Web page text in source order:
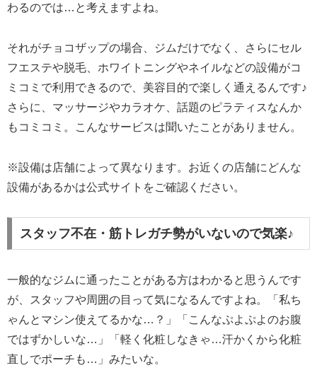
わるのでは…と考えますよね。
それがチョコザップの場合、ジムだけでなく、さらにセル
フエステや脱毛、ホワイトニングやネイルなどの設備がコ
ミコミで利用できるので、美容目的で楽しく通えるんです♪
さらに、マッサージやカラオケ、話題のピラティスなんか
もコミコミ。こんなサービスは聞いたことがありません。
※設備は店舗によって異なります。お近くの店舗にどんな
設備があるかは公式サイトをご確認ください。
スタッフ不在・筋トレガチ勢がいないので気楽♪
一般的なジムに通ったことがある方はわかると思うんです
が、スタッフや周囲の目って気になるんですよね。「私ち
ゃんとマシン使えてるかな…？」「こんなぷよぷよのお腹
ではずかしいな…」「軽く化粧しなきゃ…汗かくから化粧
直しでポーチも…」みたいな。